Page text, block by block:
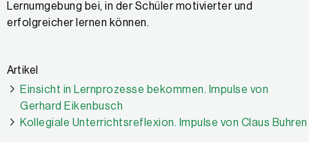
Lernumgebung bei, in der Schüler motivierter und
erfolgreicher lernen können.
Artikel
Einsicht in Lernprozesse bekommen. Impulse von
Gerhard Eikenbusch
Kollegiale Unterrichtsreflexion. Impulse von Claus Buhren